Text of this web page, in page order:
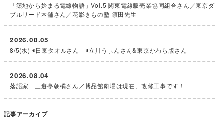
「築地から始まる電線物語」Vol.5 関東電線販売業協同組合さん／東京ダ
ブルリード本舗さん／花影きもの塾 須田先生
8/5(水) ◉日東タオルさん ◉立川うぃんさん&東京かわら版さん
2026.08.05
落語家 三遊亭朝橘さん／博品館劇場は現在、改修工事です！
2026.08.04
記事アーカイブ